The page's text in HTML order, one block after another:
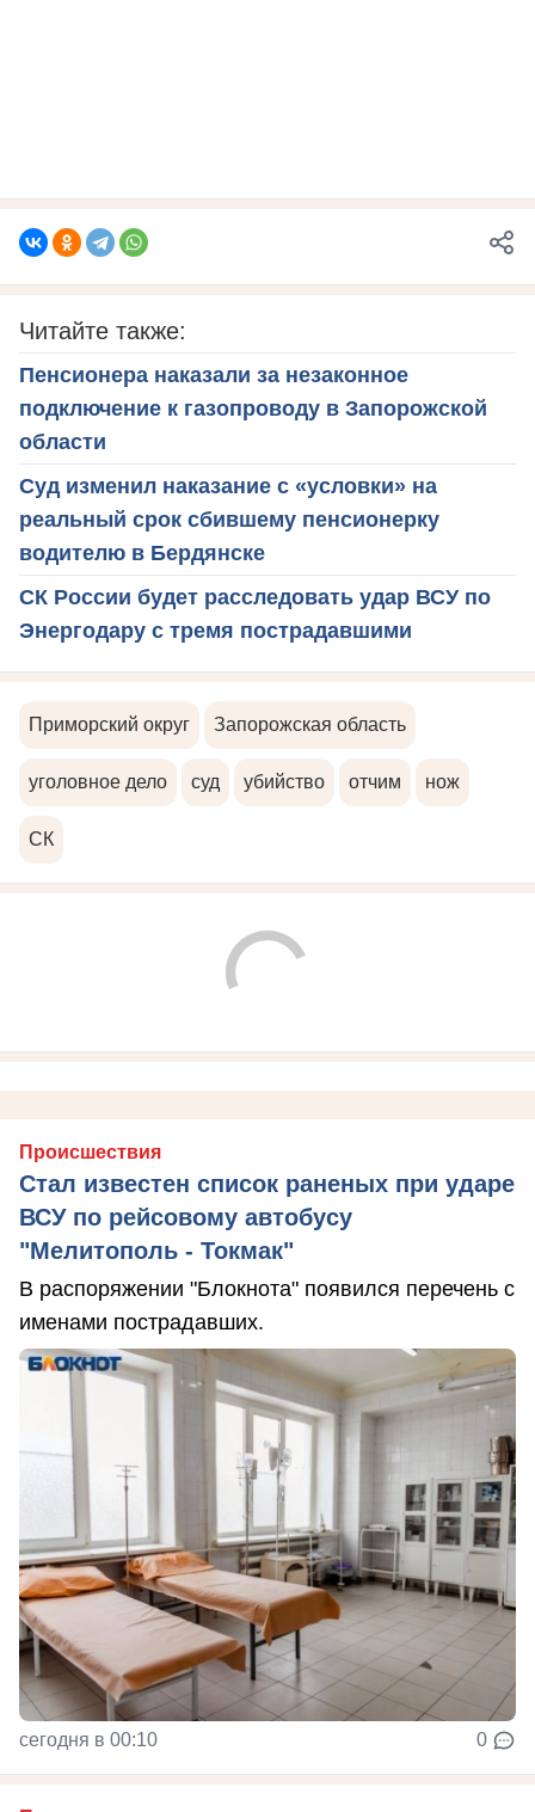
Читайте также:
Пенсионера наказали за незаконное
подключение к газопроводу в Запорожской
области
Суд изменил наказание с «условки» на
реальный срок сбившему пенсионерку
водителю в Бердянске
СК России будет расследовать удар ВСУ по
Энергодару с тремя пострадавшими
Приморский округ Запорожская область
уголовное дело суд убийство отчим нож
СК
Происшествия
Стал известен список раненых при ударе
ВСУ по рейсовому автобусу
"Мелитополь - Токмак"
В распоряжении "Блокнота" появился перечень с
именами пострадавших.
сегодня в 00:10 0